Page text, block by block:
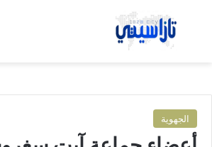
بحث عن
الجهوية